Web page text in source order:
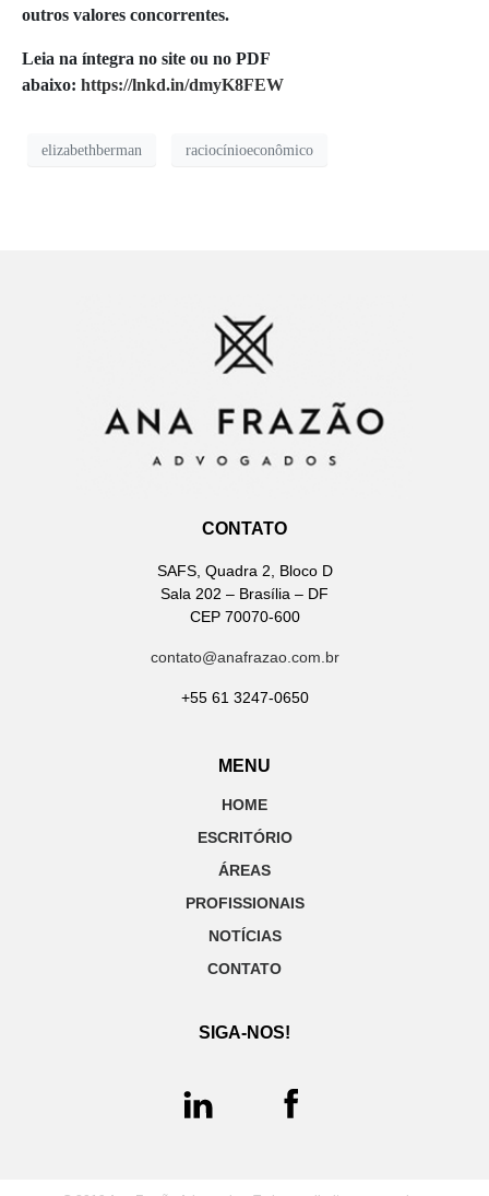
outros valores concorrentes.
Leia na íntegra no site ou no PDF
abaixo: https://lnkd.in/dmyK8FEW
elizabethberman raciocínioeconômico
CONTATO
SAFS, Quadra 2, Bloco D
Sala 202 – Brasília – DF
CEP 70070-600
contato@anafrazao.com.br
+55 61 3247-0650
MENU
HOME
ESCRITÓRIO
ÁREAS
PROFISSIONAIS
NOTÍCIAS
CONTATO
SIGA-NOS!